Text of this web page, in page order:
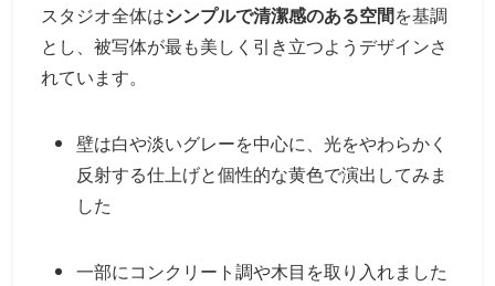
スタジオ全体はシンプルで清潔感のある空間を基調
とし、被写体が最も美しく引き立つようデザインさ
れています。
壁は白や淡いグレーを中心に、光をやわらかく
反射する仕上げと個性的な黄色で演出してみま
した
一部にコンクリート調や木目を取り入れました